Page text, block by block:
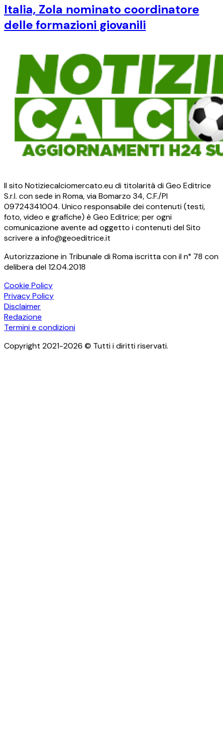
Italia, Zola nominato coordinatore
delle formazioni giovanili
Il sito Notiziecalciomercato.eu di titolarità di Geo Editrice
S.r.l. con sede in Roma, via Bomarzo 34, C.F./PI
09724341004. Unico responsabile dei contenuti (testi,
foto, video e grafiche) è Geo Editrice; per ogni
comunicazione avente ad oggetto i contenuti del Sito
scrivere a info@geoeditrice.it
Autorizzazione in Tribunale di Roma iscritta con il n° 78 con
delibera del 12.04.2018
Cookie Policy
Privacy Policy
Disclaimer
Redazione
Termini e condizioni
Copyright 2021-2026 © Tutti i diritti riservati.